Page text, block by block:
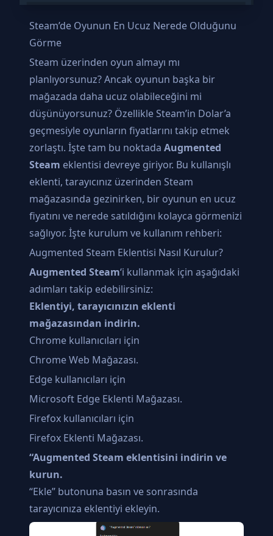
Steam’de Oyunun En Ucuz Nerede Olduğunu
Görme
Steam üzerinden oyun almayı mı
planlıyorsunuz? Ancak oyunun başka bir
mağazada daha ucuz olabileceğini mi
düşünüyorsunuz? Özellikle Steam’in Dolar’a
geçmesiyle oyunların fiyatlarını takip etmek
zorlaştı. İşte tam bu noktada Augmented
Steam eklentisi devreye giriyor. Bu kullanışlı
eklenti, tarayıcınız üzerinden Steam
mağazasında gezinirken, bir oyunun en ucuz
fiyatını ve nerede satıldığını kolayca görmenizi
sağlıyor. İşte kurulum ve kullanım rehberi:
Augmented Steam Eklentisi Nasıl Kurulur?
Augmented Steam‘i kullanmak için aşağıdaki
adımları takip edebilirsiniz:
Eklentiyi, tarayıcınızın eklenti
mağazasından indirin.
Chrome kullanıcıları için
Chrome Web Mağazası.
Edge kullanıcıları için
Microsoft Edge Eklenti Mağazası.
Firefox kullanıcıları için
Firefox Eklenti Mağazası.
“Augmented Steam eklentisini indirin ve
kurun.
“Ekle” butonuna basın ve sonrasında
tarayıcınıza eklentiyi ekleyin.